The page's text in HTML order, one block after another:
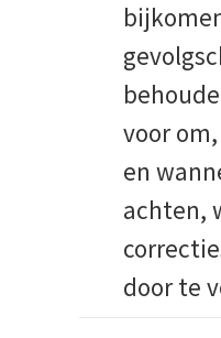
voor
en
achten,
door te